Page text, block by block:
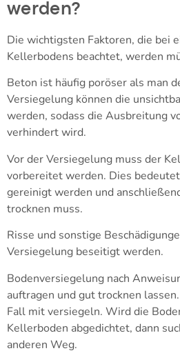
werden?
Die wichtigsten Faktoren, die bei
Kellerbodens beachtet, werden
Beton ist häufig poröser als man
Versiegelung können die
werden, sodass die Ausbreitung
verhindert wird.
Vor der Versiegelung muss der
vorbereitet werden. Dies
gereinigt werden und
trocknen muss.
Risse und sonstige
Versiegelung beseitigt werden.
Bodenversiegelung nach
auftragen und gut trocknen
Fall mit versiegeln. Wird die
Kellerboden abgedichtet, dann
anderen Weg.